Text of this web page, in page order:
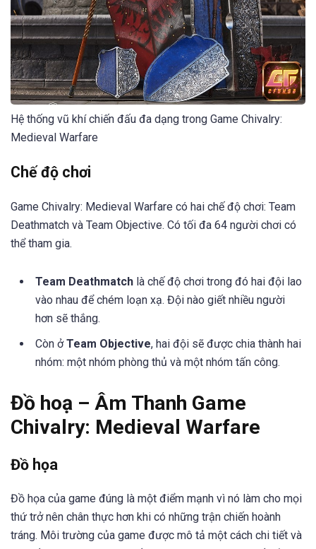
Hệ thống vũ khí chiến đấu đa dạng trong Game Chivalry:
Medieval Warfare
Chế độ chơi
Game Chivalry: Medieval Warfare có hai chế độ chơi: Team
Deathmatch và Team Objective. Có tối đa 64 người chơi có
thể tham gia.
Team Deathmatch là chế độ chơi trong đó hai đội lao
vào nhau để chém loạn xạ. Đội nào giết nhiều người
hơn sẽ thắng.
Còn ởTeam Objective, hai đội sẽ được chia thành hai
nhóm: một nhóm phòng thủ và một nhóm tấn công.
Đồ hoạ – Âm Thanh Game
Chivalry: Medieval Warfare
Đồ họa
Đồ họa của game đúng là một điểm mạnh vì nó làm cho mọi
thứ trở nên chân thực hơn khi có những trận chiến hoành
tráng. Môi trường của game được mô tả một cách chi tiết và